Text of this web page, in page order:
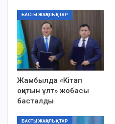
БАСТЫ ЖАҢАЛЫҚТАР
Жамбылда «Кітап
оқитын ұлт» жобасы
басталды
БАСТЫ ЖАҢАЛЫҚТАР